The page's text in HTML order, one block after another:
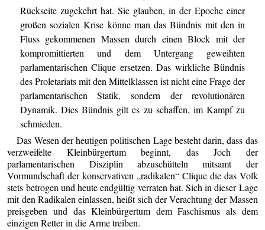
Rückseite zugekehrt hat. Sie glauben, in der Epoche einer
großen sozialen Krise könne man das Bündnis mit den in
Fluss gekommenen Massen durch einen Block mit der
kompromittierten und dem Untergang geweihten
parlamentarischen Clique ersetzen. Das wirkliche Bündnis
des Proletariats mit den Mittelklassen ist nicht eine Frage der
parlamentarischen Statik, sondern der revolutionären
Dynamik. Dies Bündnis gilt es zu schaffen, im Kampf zu
schmieden.
Das Wesen der heutigen politischen Lage besteht darin, dass das
verzweifelte Kleinbürgertum beginnt, das Joch der
parlamentarischen Disziplin abzuschütteln mitsamt der
Vormundschaft der konservativen „radikalen“ Clique die das Volk
stets betrogen und heute endgültig verraten hat. Sich in dieser Lage
mit den Radikalen einlassen, heißt sich der Verachtung der Massen
preisgeben und das Kleinbürgertum dem Faschismus als dem
einzigen Retter in die Arme treiben.